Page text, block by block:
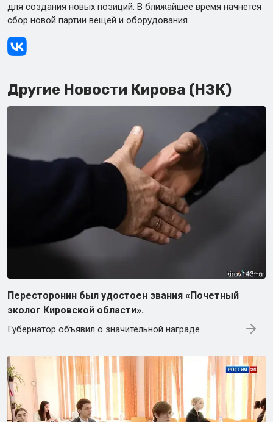
для создания новых позиций. В ближайшее время начнется
сбор новой партии вещей и оборудования.
Другие Новости Кирова (НЗК)
Пересторонин был удостоен звания «Почетный
эколог Кировской области».
Губернатор объявил о значительной награде.